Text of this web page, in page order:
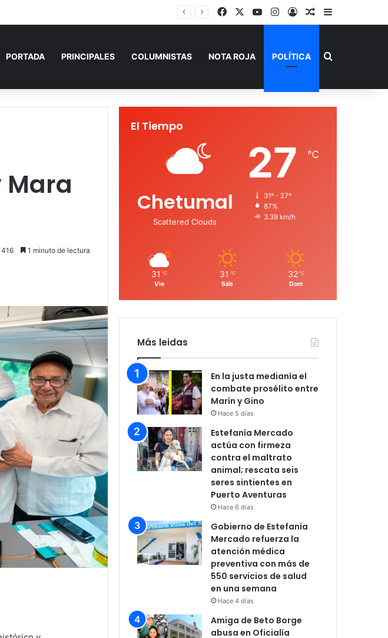
en Cancún FacebookYouTubeInstagram
AccesoPublicación al
Barra lateral
PORTADA PRINCIPALES COLUMNISTAS NOTA ROJA POLÍTICA Buscar por
Mara
416 1 minuto de lectura
El Tiempo
Chetumal
Scattered Clouds
27 ℃
31º - 27º
87%
3.39 km/h
31 ℃
Vie
31 ℃
Sáb
32 ℃
Dom
Más leidas
En la justa medianía el
combate prosélito entre
Marín y Gino
Hace 5 días
Estefanía Mercado
actúa con firmeza
contra el maltrato
animal; rescata seis
seres sintientes en
Puerto Aventuras
Hace 6 días
Gobierno de Estefanía
Mercado refuerza la
atención médica
preventiva con más de
550 servicios de salud
en una semana
Hace 4 días
Amiga de Beto Borge
abusa en Oficialía